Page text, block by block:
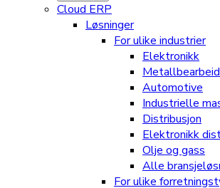
Cloud ERP
Løsninger
For ulike industrier
Elektronikk
Automotive
Industrielle
Distribusjon
Elektronikk
Olje og gass
Alle
For ulike